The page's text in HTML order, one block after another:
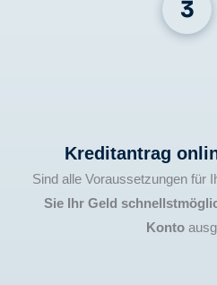
Kreditantrag
Sind alle Voraussetzungen für
Sie Ihr Geld
Konto